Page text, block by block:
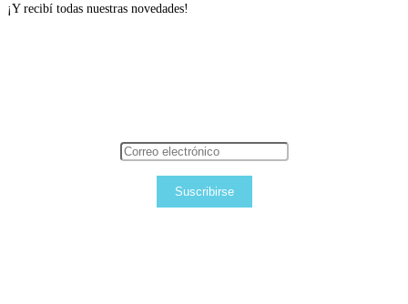
¡Y recibí todas nuestras novedades!
Suscribirse